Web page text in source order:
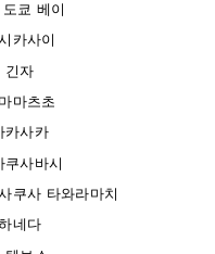
쿄 베이
카사이
긴자
마츠초
카사카
사바시
쿠사 타와라마치
네다